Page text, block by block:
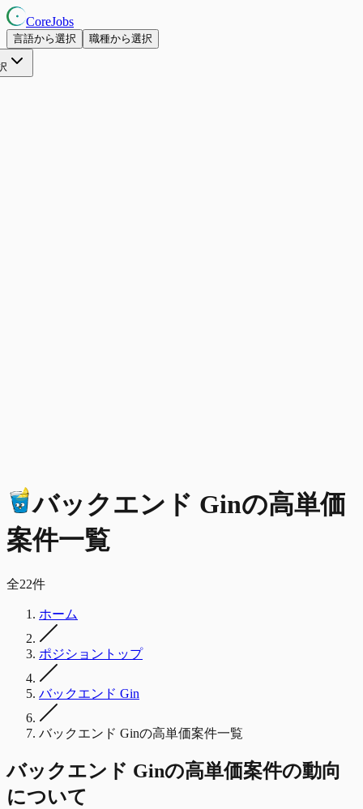
CoreJobs
言語から選択 職種から選択
バックエンド Ginの高単価
案件一覧
全22件
ホーム
ポジショントップ
バックエンド Gin
バックエンド Ginの高単価案件一覧
バックエンド Ginの高単価案件の動向
について